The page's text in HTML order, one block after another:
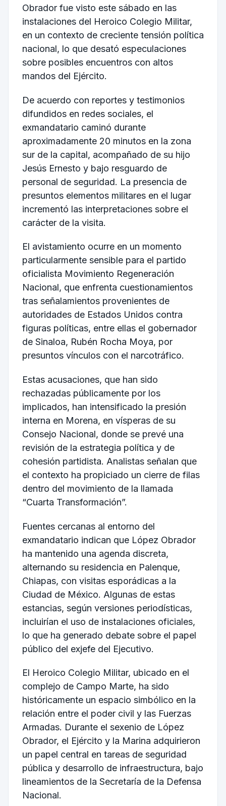
Obradorfue visto este sábado en las
instalaciones del Heroico Colegio Militar,
en un contexto de creciente tensión política
nacional, lo que desató especulaciones
sobre posibles encuentros con altos
mandos del Ejército.
De acuerdo con reportes y testimonios
difundidos en redes sociales, el
exmandatario caminó durante
aproximadamente 20 minutos en la zona
sur de la capital, acompañado de su hijo
Jesús Ernesto y bajo resguardo de
personal de seguridad. La presencia de
presuntos elementos militares en el lugar
incrementó las interpretaciones sobre el
carácter de la visita.
El avistamiento ocurre en un momento
particularmente sensible para el partido
oficialista Movimiento Regeneración
Nacional, que enfrenta cuestionamientos
tras señalamientos provenientes de
autoridades de Estados Unidoscontra
figuras políticas, entre ellas el gobernador
de Sinaloa, Rubén Rocha Moya, por
presuntos vínculos con el narcotráfico.
Estas acusaciones, que han sido
rechazadas públicamente por los
implicados, han intensificado la presión
interna en Morena, en vísperas de su
Consejo Nacional, donde se prevé una
revisión de la estrategia política y de
cohesión partidista. Analistas señalan que
el contexto ha propiciado un cierre de filas
dentro del movimiento de la llamada
“Cuarta Transformación”.
Fuentes cercanas al entorno del
exmandatario indican que López Obrador
ha mantenido una agenda discreta,
alternando su residencia en Palenque,
Chiapas, con visitas esporádicas a la
Ciudad de México. Algunas de estas
estancias, según versiones periodísticas,
incluirían el uso de instalaciones oficiales,
lo que ha generado debate sobre el papel
público del exjefe del Ejecutivo.
El Heroico Colegio Militar, ubicado en el
complejo de Campo Marte, ha sido
históricamente un espacio simbólico en la
relación entre el poder civil y las Fuerzas
Armadas. Durante el sexenio de López
Obrador, el Ejército y la Marina adquirieron
un papel central en tareas de seguridad
pública y desarrollo de infraestructura, bajo
lineamientos de la Secretaría de la Defensa
Nacional.